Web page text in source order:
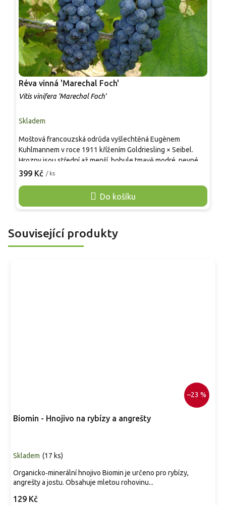
Réva vinná 'Marechal Foch'
Vitis vinifera 'Marechal Foch'
Skladem
399 Kč / ks
Do košíku
Moštová francouzská odrůda vyšlechtěná Eugènem
Kuhlmannem v roce 1911 křížením Goldriesling × Seibel.
Hrozny jsou střední až menší, bobule tmavě modré, pevné a
šťavnaté. Vína z této odrůdy jsou rubínová, plná s tóny
odrůda, mrazuvzdorná do –25 °C a odolná vůči plísním,
vhodná pro ekologické i malovinařské pěstování.
Související produkty
–23 %
Biomin - Hnojivo na rybízy a angrešty
Skladem (17 ks)
129 Kč
Organicko‑minerální hnojivo Biomin je určeno pro rybízy,
angrešty a jostu. Obsahuje mletou rohovinu...